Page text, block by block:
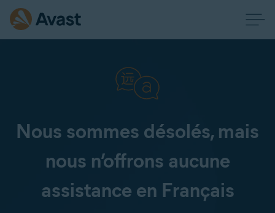
Nous sommes désolés, mais
nous n’offrons aucune
assistance en Français